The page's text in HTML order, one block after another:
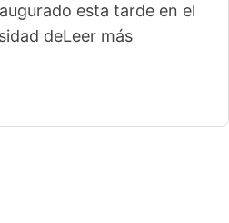
esta tarde en el
deLeer más